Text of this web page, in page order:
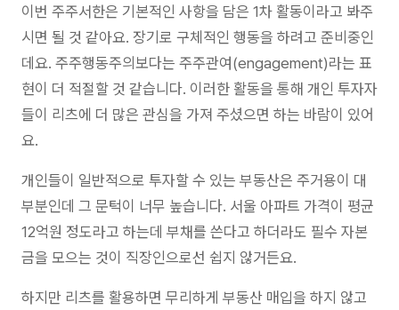
이번 주주서한은 기본적인 사항을 담은 1차 활동이라고 봐주
시면 될 것 같아요. 장기로 구체적인 행동을 하려고 준비중인
데요. 주주행동주의보다는 주주관여(engagement)라는 표
현이 더 적절할 것 같습니다. 이러한 활동을 통해 개인 투자자
들이 리츠에 더 많은 관심을 가져 주셨으면 하는 바람이 있어
요.
개인들이 일반적으로 투자할 수 있는 부동산은 주거용이 대
부분인데 그 문턱이 너무 높습니다. 서울 아파트 가격이 평균
12억원 정도라고 하는데 부채를 쓴다고 하더라도 필수 자본
금을 모으는 것이 직장인으로선 쉽지 않거든요.
하지만 리츠를 활용하면 무리하게 부동산 매입을 하지 않고